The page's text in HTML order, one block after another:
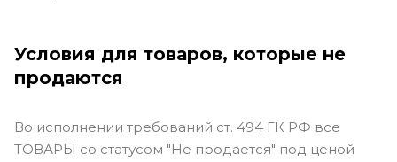
Условия для товаров, которые не
продаются
Во исполнении требований ст. 494 ГК РФ все
ТОВАРЫ со статусом "Не продается" под ценой